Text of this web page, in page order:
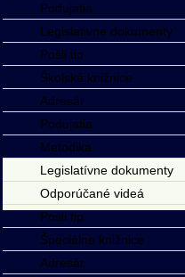
Podujatia
Legislativne dokumenty
Pošli tip
Školské knižnice
Adresár
Podujatia
Metodika
Legislatívne dokumenty
Odporúčané videá
Pošli tip
Špeciálne knižnice
Adresár